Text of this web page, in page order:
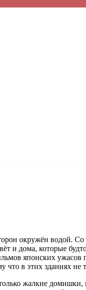
окружён водой.
и дома, которые
японских ужасов
в этих зданиях не
жалкие